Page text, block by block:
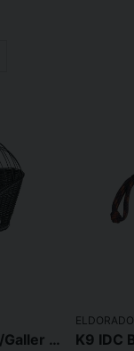
Cykelkorg Bak Pil/Galler Svart 55x35x49cm
ELDORADO